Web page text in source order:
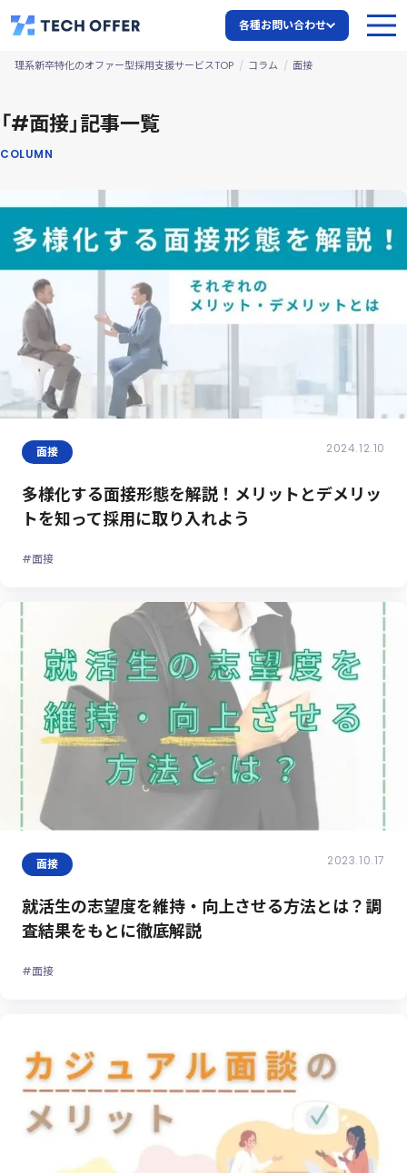
各種お問い合わせ
理系新卒特化のオファー型採用支援サービスTOP コラム 面接
「#面接」記事一覧
COLUMN
面接 2024.12.10
多様化する面接形態を解説！メリットとデメリッ
トを知って採用に取り入れよう
#面接
面接 2023.10.17
就活生の志望度を維持・向上させる方法とは？調
査結果をもとに徹底解説
#面接